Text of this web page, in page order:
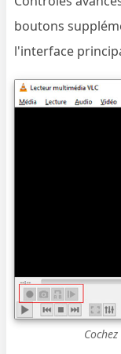
boutons
l'interface